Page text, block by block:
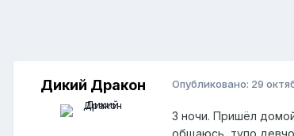
Дикий Дракон Опубликовано: 29
3 ночи. Пришёл